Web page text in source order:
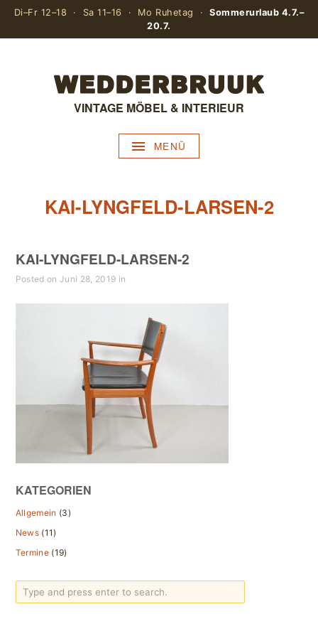
Di–Fr 12–18 · Sa 11–16 · Mo Ruhetag ·Sommerurlaub 4.7.–
20.7.
VINTAGE MÖBEL & INTERIEUR
MENÜ
KAI-LYNGFELD-LARSEN-2
KAI-LYNGFELD-LARSEN-2
Posted on Juni 28, 2019 in
KATEGORIEN
Allgemein (3)
News (11)
Termine (19)